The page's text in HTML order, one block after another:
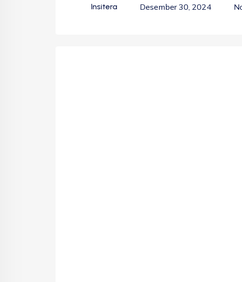
Insitera Desember 30, 2024